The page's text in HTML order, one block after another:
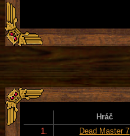
Hráč
1.
Dead Master 7